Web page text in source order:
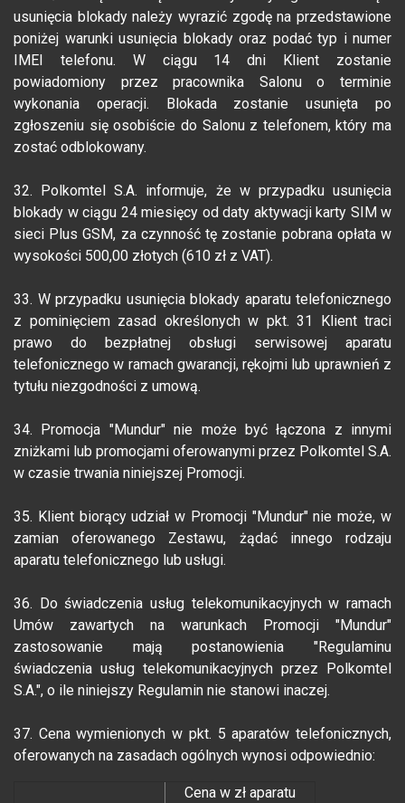
usunięcia blokady należy wyrazić zgodę na przedstawione
poniżej warunki usunięcia blokady oraz podać typ i numer
IMEI telefonu. W ciągu 14 dni Klient zostanie
powiadomiony przez pracownika Salonu o terminie
wykonania operacji. Blokada zostanie usunięta po
zgłoszeniu się osobiście do Salonu z telefonem, który ma
zostać odblokowany.
32. Polkomtel S.A. informuje, że w przypadku usunięcia
blokady w ciągu 24 miesięcy od daty aktywacji karty SIM w
sieci Plus GSM, za czynność tę zostanie pobrana opłata w
wysokości 500,00 złotych (610 zł z VAT).
33. W przypadku usunięcia blokady aparatu telefonicznego
z pominięciem zasad określonych w pkt. 31 Klient traci
prawo do bezpłatnej obsługi serwisowej aparatu
telefonicznego w ramach gwarancji, rękojmi lub uprawnień z
tytułu niezgodności z umową.
34. Promocja "Mundur" nie może być łączona z innymi
zniżkami lub promocjami oferowanymi przez Polkomtel S.A.
w czasie trwania niniejszej Promocji.
35. Klient biorący udział w Promocji "Mundur" nie może, w
zamian oferowanego Zestawu, żądać innego rodzaju
aparatu telefonicznego lub usługi.
36. Do świadczenia usług telekomunikacyjnych w ramach
Umów zawartych na warunkach Promocji "Mundur"
zastosowanie mają postanowienia "Regulaminu
świadczenia usług telekomunikacyjnych przez Polkomtel
S.A.", o ile niniejszy Regulamin nie stanowi inaczej.
37. Cena wymienionych w pkt. 5 aparatów telefonicznych,
oferowanych na zasadach ogólnych wynosi odpowiednio:
Cena w zł aparatu